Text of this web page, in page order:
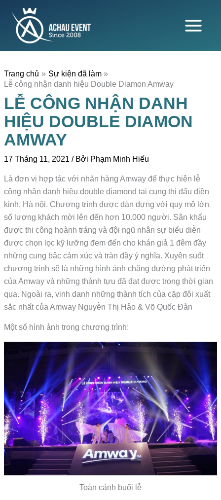
Trang chủ
Sự kiện đã làm
Lễ công nhận danh hiệu Double Diamon Amway
LỄ CÔNG NHẬN DANH
HIỆU DOUBLE DIAMON
AMWAY
17 Tháng 11, 2021/ Bởi Phạm Minh Hiếu
Là đơn vị hợp tác với nhãn hàng Amway để thực hiện lễ
công nhận danh hiệu double diamond tại cung thi đấu điền
kinh, Hà nội. Chương trình được dàn dựng với quy mô lớn
số lượng khách mời lên đến hơn 10.000 người. Sân khấu
được thi công hoành tráng và đội ngũ nhân sự biểu diễn
được chọn lọc kỹ lưỡng đem đến cho khán giả 1 đêm đầy
những cung bậc cảm xúc và tràn đầy ý nghĩa. Xuyên suốt
chương trình sẽ là những hình ảnh chặng đường phát triển
của Amway và những thành tựu đã đạt được trong thời gian
qua. Ngoài ra, vinh danh những thành tích của cặp đôi xuất
sắc nhất của Amway Nguyễn Thị Hảo & Võ Quốc Đàn
Một số hình ảnh trong chương trình:
Toàn cảnh buổi lễ